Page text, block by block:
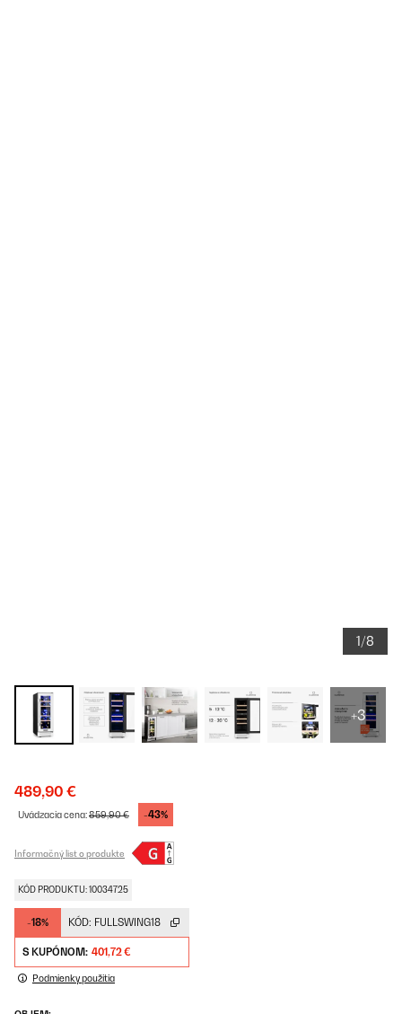
1/8
+3
489,90 €
Uvádzacia cena:859,90 € -43%
Informačný list o produkte
KÓD PRODUKTU: 10034725
-18% KÓD: FULLSWING18
S KUPÓNOM: 401,72 €
Podmienky použitia